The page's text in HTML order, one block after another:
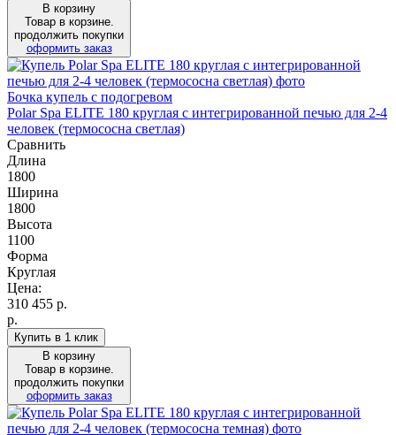
В корзину
Товар в корзине.
продолжить покупки
оформить заказ
Бочка купель с подогревом
Polar Spa ELITE 180 круглая с интегрированной печью для 2-4
человек (термососна светлая)
Сравнить
Длина
1800
Ширина
1800
Высота
1100
Форма
Круглая
Цена:
310 455 р.
р.
Купить в 1 клик
В корзину
Товар в корзине.
продолжить покупки
оформить заказ